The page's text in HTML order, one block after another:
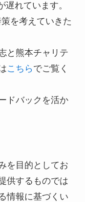
れています。
を考えていきた
と熊本チャリテ
こちら でご覧く
ドバックを活か
を目的としてお
供するものでは
情報に基づくい